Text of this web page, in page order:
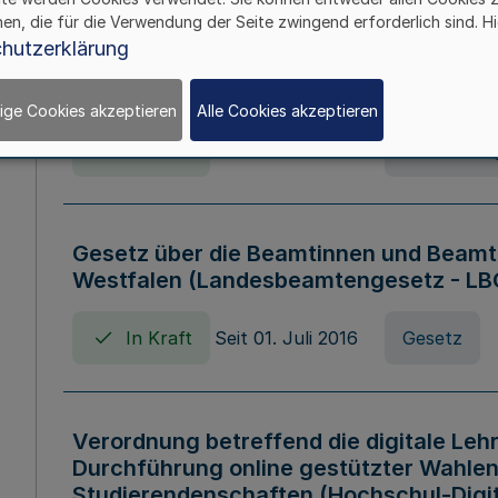
Verordnung über die
Nordrhein-Westfalen
Gesetz über die Beamtinnen und
Westfalen (Landesbeamtengesetz -
In Kraft Seit 01. Juli 2016 Gesetz
Verordnung betreffend die digitale
Durchführung online gestützter
die für die Verwendung der Seite zwingend erforderlich sind.
Cookies akzeptieren Alle Cookies akzeptieren